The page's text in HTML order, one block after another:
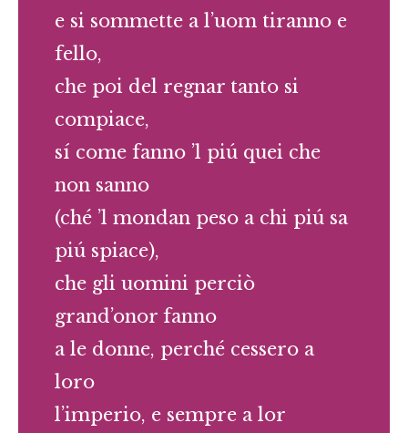
e si sommette a l’uom tiranno e
fello,
che poi del regnar tanto si
compiace,
sí come fanno ’l piú quei che
non sanno
(ché ’l mondan peso a chi piú sa
piú spiace),
che gli uomini perciò
grand’onor fanno
a le donne, perché cessero a
loro
l’imperio, e sempre a lor